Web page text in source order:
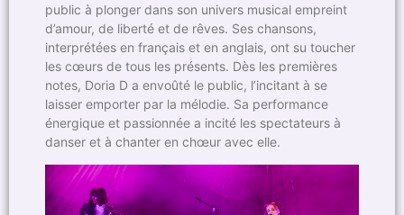
public à plonger dans son univers musical empreint
d’amour, de liberté et de rêves. Ses chansons,
interprétées en français et en anglais, ont su toucher
les cœurs de tous les présents. Dès les premières
notes, Doria D a envoûté le public, l’incitant à se
laisser emporter par la mélodie. Sa performance
énergique et passionnée a incité les spectateurs à
danser et à chanter en chœur avec elle.